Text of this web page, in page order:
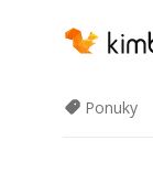
Ponuky